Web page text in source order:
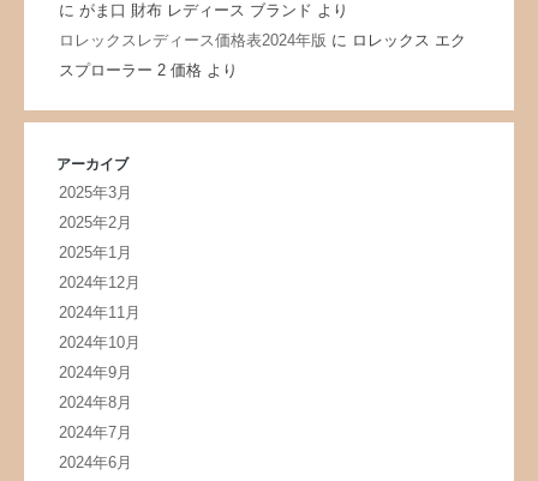
に がま口 財布 レディース ブランド より
ロレックスレディース価格表2024年版 に ロレックス エク
スプローラー 2 価格より
アーカイブ
2025年3月
2025年2月
2025年1月
2024年12月
2024年11月
2024年10月
2024年9月
2024年8月
2024年7月
2024年6月